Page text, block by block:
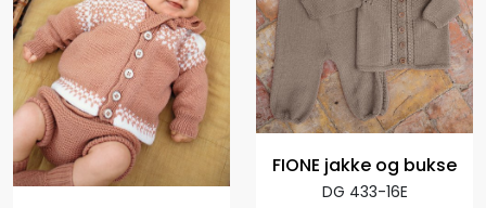
FIONE jakke og bukse
DG 433-16E